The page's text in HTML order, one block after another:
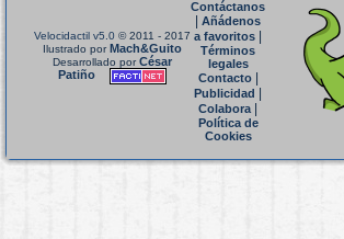
Velocidactil v5.0 © 2011 - 2017
Ilustrado porMach&Guito
Desarrollado porCésar
Patiño
Contáctanos
Añádenos
a favoritos
Términos
legales
Contacto|
Publicidad
Colabora|
Política de
Cookies